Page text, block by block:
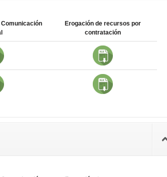
Comunicación
Erogación de recursos por
contratación